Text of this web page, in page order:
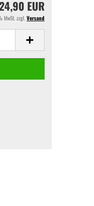
EUR
MwSt. zzgl.Versand